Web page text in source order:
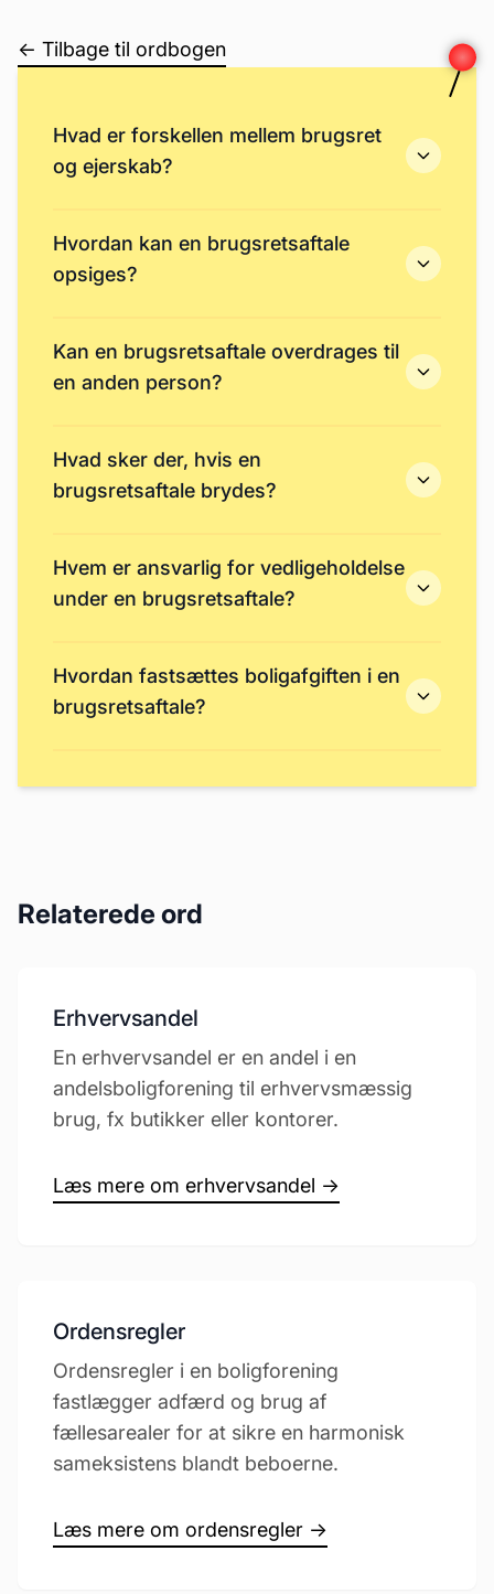
← Tilbage til ordbogen
Hvad er forskellen mellem brugsret
og ejerskab?
Hvordan kan en brugsretsaftale
opsiges?
Kan en brugsretsaftale overdrages til
en anden person?
Hvad sker der, hvis en
brugsretsaftale brydes?
Hvem er ansvarlig for vedligeholdelse
under en brugsretsaftale?
Hvordan fastsættes boligafgiften i en
brugsretsaftale?
Relaterede ord
Erhvervsandel
En erhvervsandel er en andel i en
andelsboligforening til erhvervsmæssig
brug, fx butikker eller kontorer.
Læs mere om erhvervsandel →
Ordensregler
Ordensregler i en boligforening
fastlægger adfærd og brug af
fællesarealer for at sikre en harmonisk
sameksistens blandt beboerne.
Læs mere om ordensregler →